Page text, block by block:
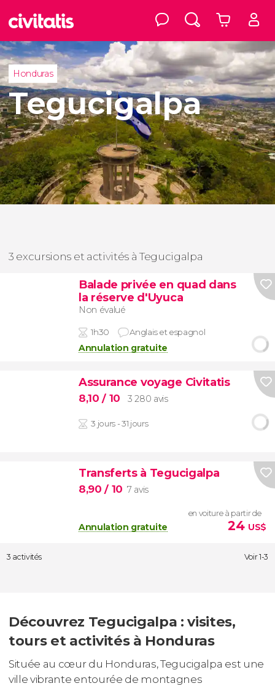
Honduras
Tegucigalpa
3 excursions et activités à Tegucigalpa
Balade privée en quad dans
la réserve d'Uyuca
Non évalué
1h30 Anglais et espagnol
Annulation gratuite
Assurance voyage Civitatis
8,10/ 10 3 280 avis
3 jours - 31 jours
Transferts à Tegucigalpa
8,90/ 10 7 avis
Annulation gratuite
en voiture à partir de
24 US$
3 activités Voir 1-3
Découvrez Tegucigalpa : visites,
tours et activités à Honduras
Située au cœur du Honduras, Tegucigalpa est une
ville vibrante entourée de montagnes